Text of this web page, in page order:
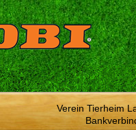
Verein Tierheim